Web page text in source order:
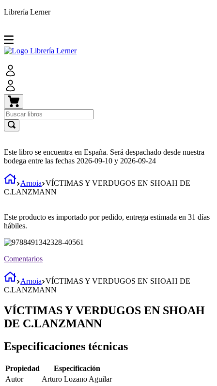
Librería Lerner
Este libro se encuentra en España. Será despachado desde nuestra
bodega entre las fechas 2026-09-10 y 2026-09-24
Arnoia VÍCTIMAS Y VERDUGOS EN SHOAH DE
C.LANZMANN
Este producto es importado por pedido, entrega estimada en 31 días
hábiles.
Comentarios
Arnoia VÍCTIMAS Y VERDUGOS EN SHOAH DE
C.LANZMANN
VÍCTIMAS Y VERDUGOS EN SHOAH
DE C.LANZMANN
Especificaciones técnicas
Propiedad
Especificación
Autor
Arturo Lozano Aguilar